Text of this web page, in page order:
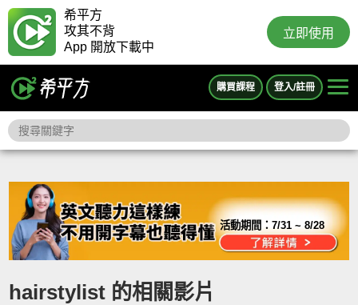
希平方
攻其不背
App 開放下載中
立即使用
購買課程 登入/註冊
活動期間：7/31 ~ 8/28
hairstylist 的相關影片